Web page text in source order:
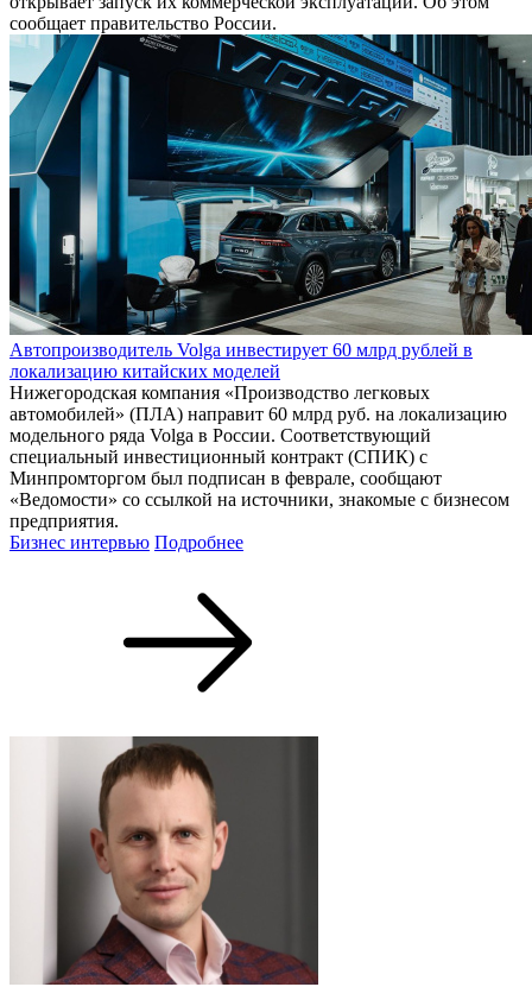
сообщает правительство России.
Автопроизводитель Volga инвестирует 60 млрд рублей в
локализацию китайских моделей
Нижегородская компания «Производство легковых
автомобилей» (ПЛА) направит 60 млрд руб. на локализацию
модельного ряда Volga в России. Соответствующий
специальный инвестиционный контракт (СПИК) с
Минпромторгом был подписан в феврале, сообщают
«Ведомости» со ссылкой на источники, знакомые с бизнесом
предприятия.
Бизнес интервью Подробнее